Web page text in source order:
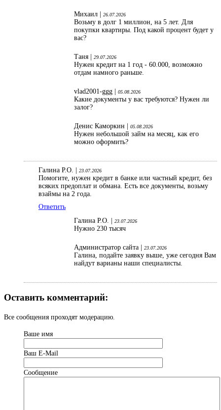
Михаил | 26.07.2026
Возьму в долг 1 миллион, на 5 лет. Для
покупки квартиры. Под какой процент будет у
вас?
Таня | 29.07.2026
Нужен кредит на 1 год - 60.000, возможно
отдам намного раньше.
vlad2001-ggg | 05.08.2026
Какие документы у вас требуются? Нужен ли
залог?
Денис Каморкин | 05.08.2026
Нужен небольшой займ на месяц, как его
можно оформить?
Галина Р.О. | 23.07.2026
Помогите, нужен кредит в банке или частный кредит, без
всяких предоплат и обмана. Есть все документы, возьму
взаймы на 2 года.
Ответить
Галина Р.О. |
23.07.2026
Нужно 230 тысяч
Администратор сайта | 23.07.2026
Галина, подайте заявку выше, уже сегодня Вам
найдут варианы наши специалисты.
Оставить комментарий:
Все сообщения проходят модерацию.
Ваше имя
Ваш Е-Mail
Сообщение